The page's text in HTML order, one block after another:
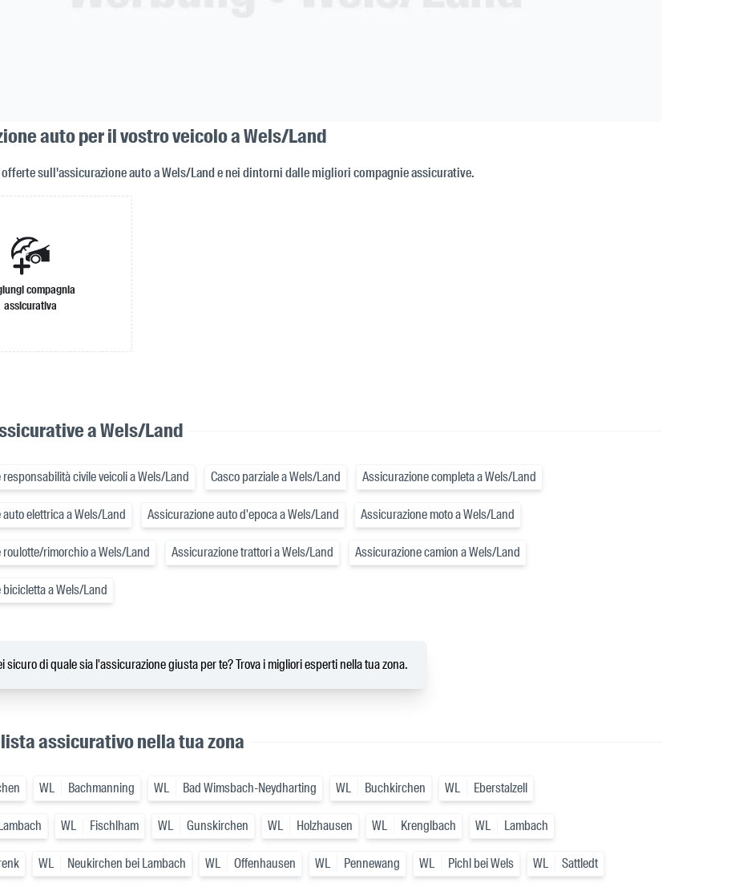
auto per il vostro veicolo a Wels/Land
sull'assicurazione auto a Wels/Land e nei dintorni dalle migliori compagnie assicurative.
compagnia
assicurativa
a Wels/Land
civile veicoli a Wels/Land Casco parziale a Wels/Land Assicurazione completa a Wels/Land
elettrica a Wels/Land Assicurazione auto d'epoca a Wels/Land Assicurazione moto a Wels/Land
rimorchio a Wels/Land Assicurazione trattori a Wels/Land Assicurazione camion a Wels/Land
a Wels/Land
sicuro di quale sia l'assicurazione giusta per te? Trova i migliori esperti nella tua zona.
assicurativo nella tua zona
WL Bachmanning WL Bad Wimsbach-Neydharting WL Buchkirchen WL Eberstalzell
WL Fischlham WL Gunskirchen WL Holzhausen WL Krenglbach WL Lambach
WL Neukirchen bei Lambach WL Offenhausen WL Pennewang WL Pichl bei Wels WL Sattledt